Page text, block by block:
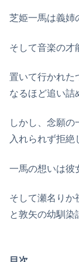
芝姫一馬は義姉
そして音楽の才
置いて行かれた
なるほど追い詰
しかし、念願
入れられず拒絶
一馬の想いは
そして瀬名りか
と敦矢の幼馴染